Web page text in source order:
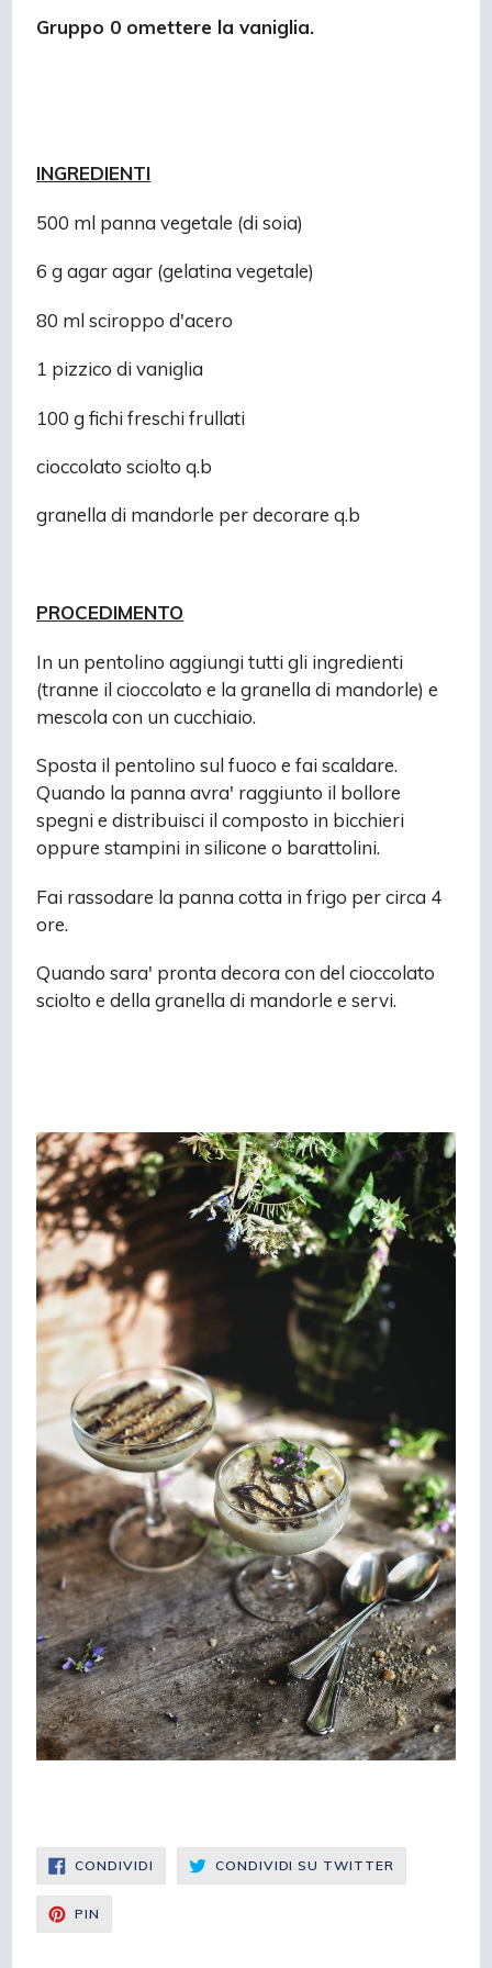
Gruppo 0 omettere la vaniglia.
INGREDIENTI
500 ml panna vegetale (di soia)
6 g agar agar (gelatina vegetale)
80 ml sciroppo d'acero
1 pizzico di vaniglia
100 g fichi freschi frullati
cioccolato sciolto q.b
granella di mandorle per decorare q.b
PROCEDIMENTO
In un pentolino aggiungi tutti gli ingredienti
(tranne il cioccolato e la granella di mandorle) e
mescola con un cucchiaio.
Sposta il pentolino sul fuoco e fai scaldare.
Quando la panna avra' raggiunto il bollore
spegni e distribuisci il composto in bicchieri
oppure stampini in silicone o barattolini.
Fai rassodare la panna cotta in frigo per circa 4
ore.
Quando sara' pronta decora con del cioccolato
sciolto e della granella di mandorle e servi.
CONDIVIDI CONDIVIDI
FACEBOOK
CONDIVIDI SU TWITTER
SU
TWITTER
PIN
PINTEREST